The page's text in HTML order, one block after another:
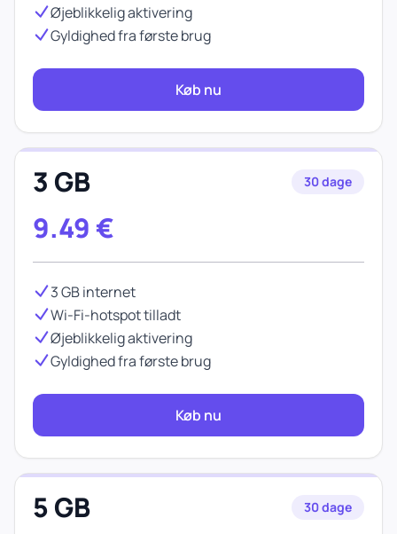
Øjeblikkelig aktivering
Gyldighed fra første brug
Køb nu
3 GB 30 dage
9.49 €
3 GB internet
Wi-Fi-hotspot tilladt
Øjeblikkelig aktivering
Gyldighed fra første brug
Køb nu
5 GB 30 dage